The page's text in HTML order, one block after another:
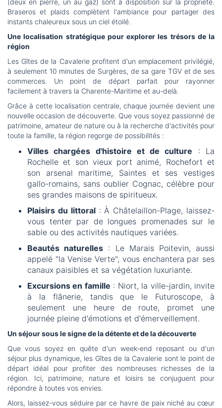
(deux en pierre, un au gaz) sont à disposition sur la propriété.
Braseros et plaids complètent l'ambiance pour partager des
instants chaleureux sous un ciel étoilé.
Une localisation stratégique pour explorer les trésors de la
région
Les Gîtes de la Cavalerie profitent d'un emplacement privilégié,
à seulement 10 minutes de Surgères, de sa gare TGV et de ses
commerces. Un point de départ parfait pour rayonner
facilement à travers la Charente-Maritime et au-delà.
Grâce à cette localisation centrale, chaque journée devient une
nouvelle occasion de découverte. Que vous soyez passionné de
patrimoine, amateur de nature ou à la recherche d'activités pour
toute la famille, la région regorge de possibilités :
Villes chargées d'histoire et de culture : La
Rochelle et son vieux port animé, Rochefort et
son arsenal maritime, Saintes et ses vestiges
gallo-romains, sans oublier Cognac, célèbre pour
ses grandes maisons de spiritueux.
Plaisirs du littoral: À Châtelaillon-Plage, laissez-
vous tenter par de longues promenades sur le
sable ou des activités nautiques variées.
Beautés naturelles : Le Marais Poitevin, aussi
appelé "la Venise Verte", vous enchantera par ses
canaux paisibles et sa végétation luxuriante.
Excursions en famille : Niort, la ville-jardin, invite
à la flânerie, tandis que le Futuroscope, à
seulement une heure de route, promet une
journée pleine d'émotions et d'émerveillement.
Un séjour sous le signe de la détente et de la découverte
Que vous soyez en quête d'un week-end reposant ou d'un
séjour plus dynamique, les Gîtes de la Cavalerie sont le point de
départ idéal pour profiter des nombreuses richesses de la
région. Ici, patrimoine, nature et loisirs se conjuguent pour
répondre à toutes vos envies.
Alors, laissez-vous séduire par ce havre de paix niché au cœur